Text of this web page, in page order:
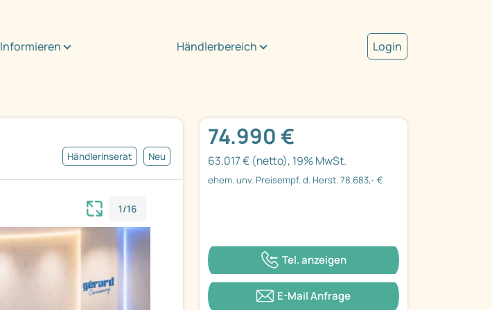
Informieren Händlerbereich Login
Händlerinserat Neu
1/16
74.990 €
63.017 € (netto), 19% MwSt.
ehem. unv. Preisempf. d. Herst. 78.683,- €
Tel. anzeigen
E-Mail Anfrage